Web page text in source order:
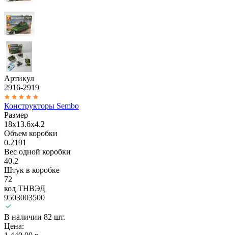
Артикул
2916-2919
Конструкторы Sembo
Размер
18x13.6x4.2
Объем коробки
0.2191
Вес одной коробки
40.2
Штук в коробке
72
код ТНВЭД
9503003500
В наличии 82 шт.
Цена: